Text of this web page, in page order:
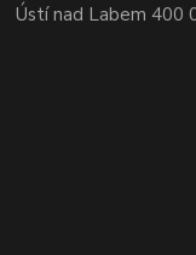
Ústí nad Labem 400